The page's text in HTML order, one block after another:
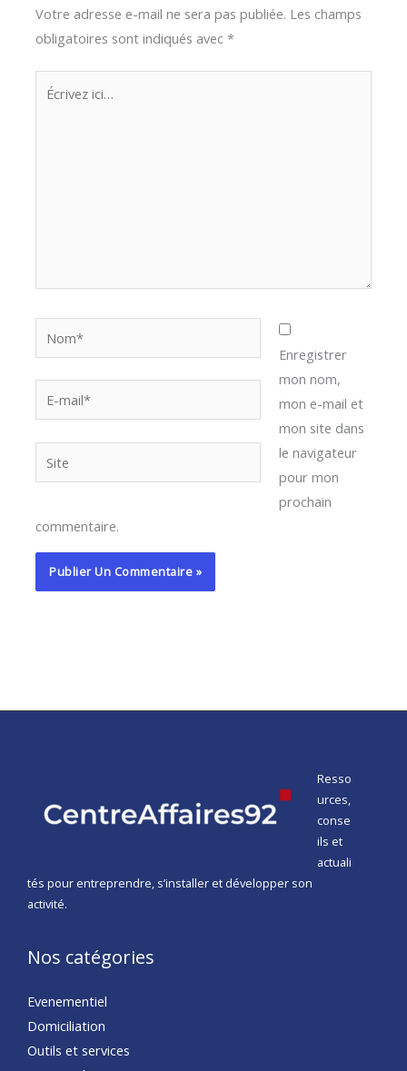
Votre adresse e-mail ne sera pas publiée. Les champs
obligatoires sont indiqués avec*
Écrivez
mail*
Enregistrer
mon nom,
mon e-mail et
mon site dans
le navigateur
pour mon
prochain
commentaire.
Resso
urces,
conse
ils et
actuali
tés pour entreprendre, s’installer et développer son
activité.
Nos catégories
Evenementiel
Domiciliation
Outils et services